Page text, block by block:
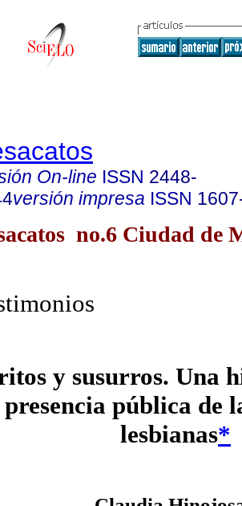
On-line ISSN 2448-
versión impresa ISSN
no.6 Ciudad de
y susurros. Una
pública de
lesbianas*